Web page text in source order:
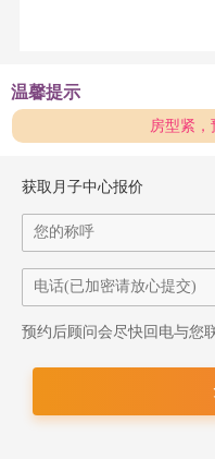
温馨提示
房型紧，
获取月子中心报价
预约后顾问会尽快回电与您